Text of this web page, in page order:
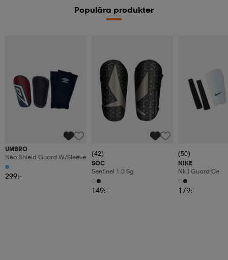
Populära produkter
UMBRO
Neo Shield Guard W/sleeve
299:-
(42)
SOC
Sentinel 1.0 Sg
149:-
(50)
NIKE
Nk J Guard Ce
179:-